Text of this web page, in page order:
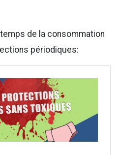
de la consommation
périodiques: